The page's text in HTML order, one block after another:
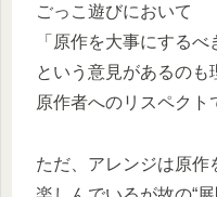
ごっこ遊びにおいて
「原作を大事にするべ
という意見があるのも
原作者へのリスペクト
ただ、アレンジは原作